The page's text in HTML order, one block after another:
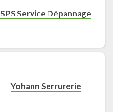
SPS Service Dépannage
Yohann Serrurerie